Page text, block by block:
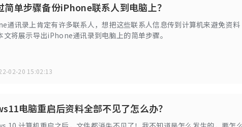
简单步骤备份iPhone联系人到电脑上？
通讯录上肯定有许多联系人，想把这些联系人信息传到计算机来避免资料
文将展示导出iPhone通讯录到电脑上的简单步骤。
02-20 15:02:13
电脑重启后资料全部不见了怎么办？